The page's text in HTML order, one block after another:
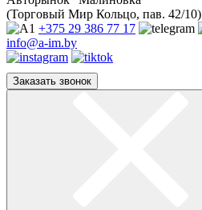
(Торговый Мир Кольцо, пав. 42/10)
+375 29 386 77 17
info@a-im.by
Заказать звонок